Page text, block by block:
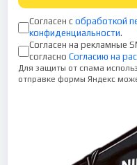
Согласен с обработкой
конфиденциальности.
Согласен на рекламные
согласно Согласию на
Для защиты от спама
отправке формы Яндекс